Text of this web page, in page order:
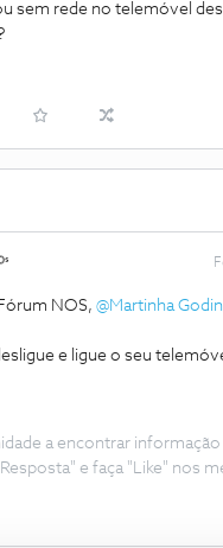
sem rede no telemóvel
NOS, @Martinha
e ligue o seu
a encontrar
e faça "Like" nos